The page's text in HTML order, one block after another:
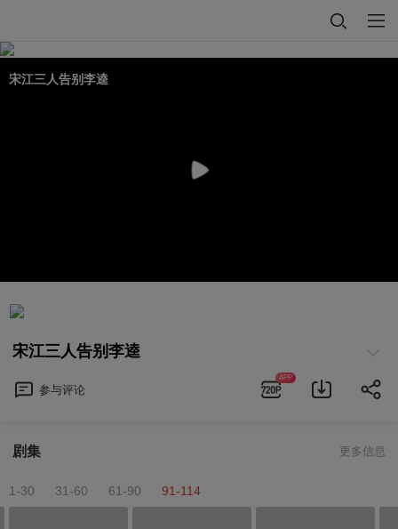
宋江三人告别李逵
宋江三人告别李逵
参与评论
APP
剧集 更多信息
1-30 31-60 61-90 91-114